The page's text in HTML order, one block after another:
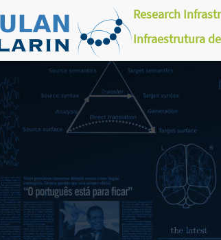
Research
Infraestrutura